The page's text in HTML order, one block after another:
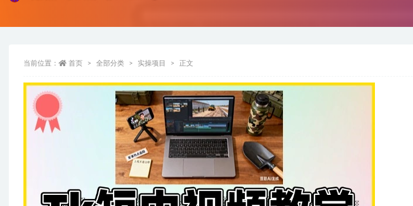
当前位置： 首页 全部分类 实操项目 正文